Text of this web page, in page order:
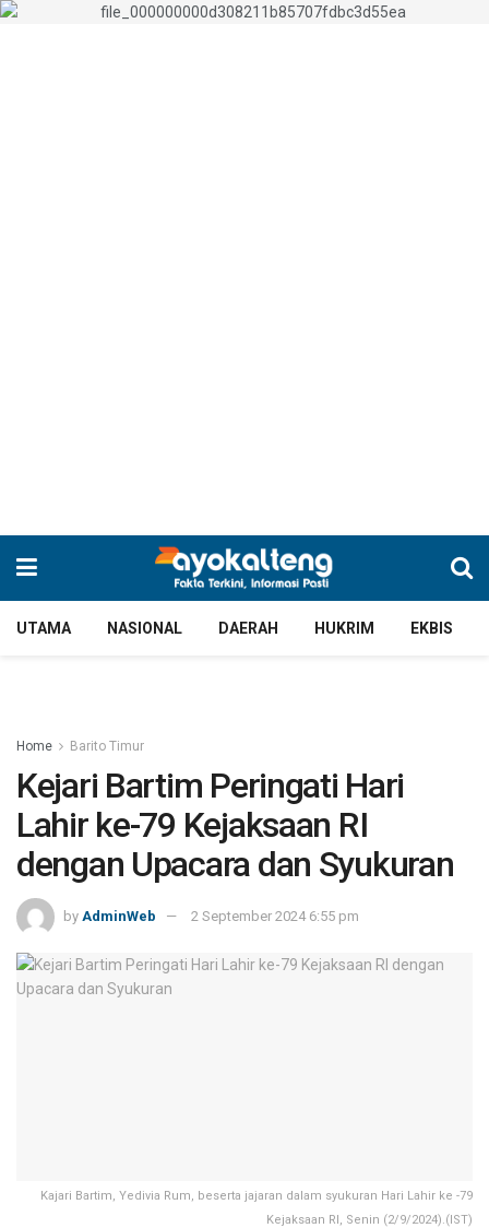
UTAMA NASIONAL DAERAH HUKRIM EKBIS
Home Barito Timur
Kejari Bartim Peringati Hari
Lahir ke-79 Kejaksaan RI
dengan Upacara dan Syukuran
by AdminWeb 2 September 2024 6:55 pm
Kajari Bartim, Yedivia Rum, beserta jajaran dalam syukuran Hari Lahir ke -79
Kejaksaan RI, Senin (2/9/2024).(IST)